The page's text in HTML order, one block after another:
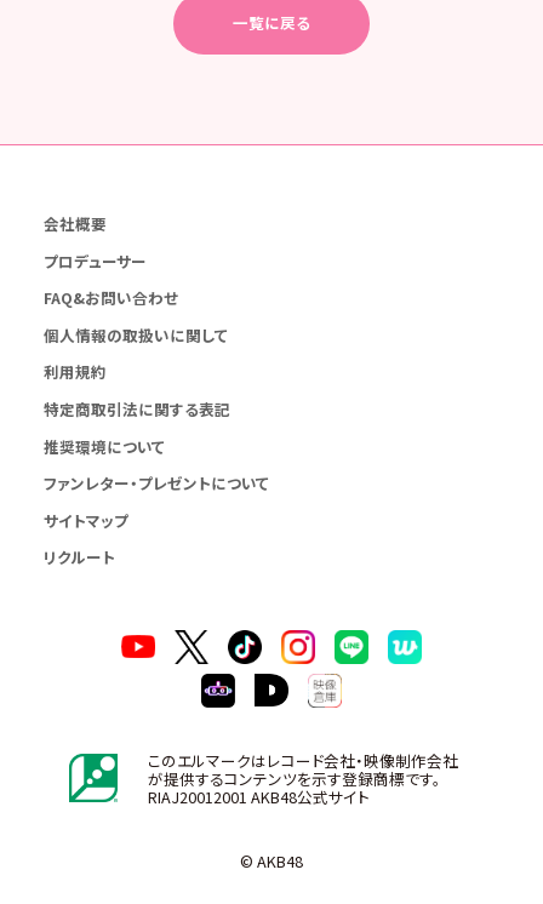
一覧に戻る
会社概要
プロデューサー
FAQ&お問い合わせ
個人情報の取扱いに関して
利用規約
特定商取引法に関する表記
推奨環境について
ファンレター・プレゼントについて
サイトマップ
リクルート
このエルマークはレコード会社・映像制作会社
が提供するコンテンツを示す登録商標です。
RIAJ20012001 AKB48公式サイト
© AKB48